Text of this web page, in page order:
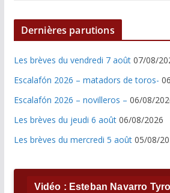
Dernières parutions
Les brèves du vendredi 7 août 07/08/
Escalafón 2026 – matadors de toros-
Escalafón 2026 – novilleros – 06/08/
Les brèves du jeudi 6 août 06/08/2026
Les brèves du mercredi 5 août 05/08/
Vidéo : Esteban Navarro